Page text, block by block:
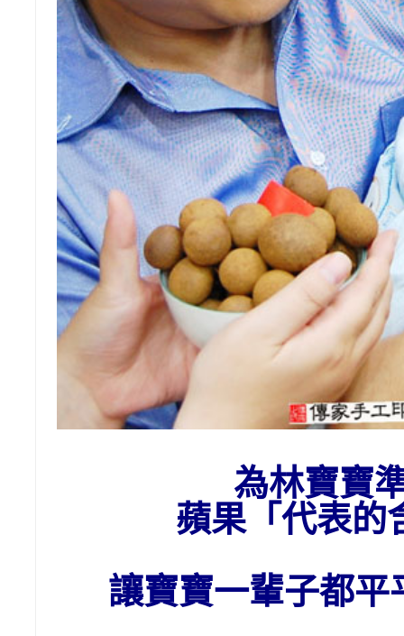
為林寶寶
蘋果「代表
讓寶寶一輩子都平